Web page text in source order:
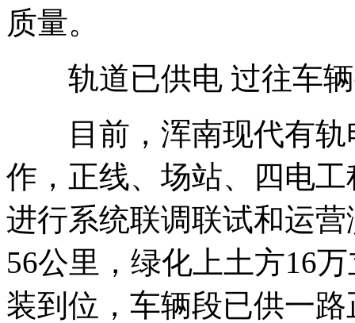
质量。
轨道已供电 过往车辆
目前，浑南现代有轨
作，正线、场站、四电
进行系统联调联试和运
56公里，绿化上土方16
装到位，车辆段已供一